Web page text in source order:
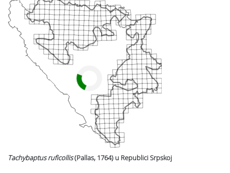
Tachybaptus ruficollis(Pallas, 1764) u Republici Srpskoj